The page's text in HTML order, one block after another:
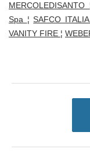
MERCOLEDISANTO
Spa ¦SAFCO
VANITY FIRE ¦